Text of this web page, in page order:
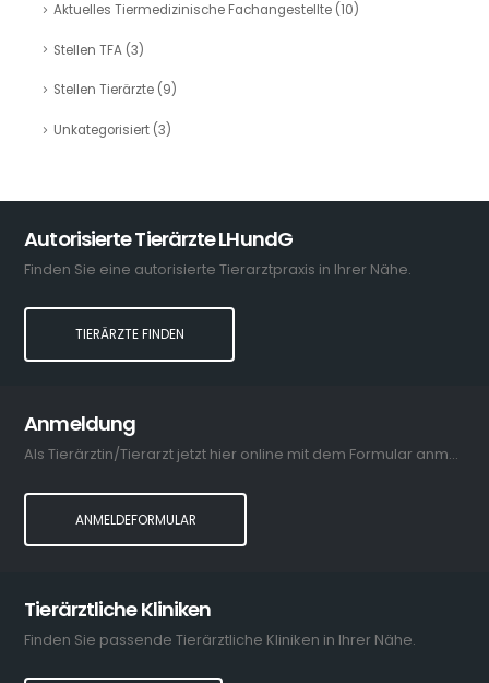
Aktuelles Tiermedizinische Fachangestellte(10)
Stellen TFA(3)
Stellen Tierärzte(9)
Unkategorisiert(3)
Autorisierte Tierärzte LHundG
Finden Sie eine autorisierte Tierarztpraxis in Ihrer Nähe.
TIERÄRZTE FINDEN
Anmeldung
Als Tierärztin/Tierarzt jetzt hier online mit dem Formular anmelden.
ANMELDEFORMULAR
Tierärztliche Kliniken
Finden Sie passende Tierärztliche Kliniken in Ihrer Nähe.